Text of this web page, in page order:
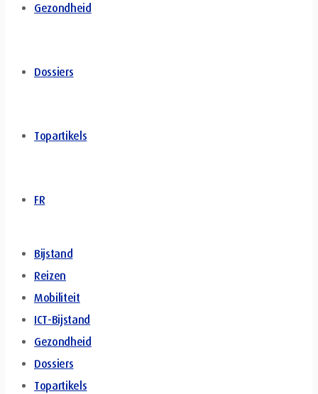
Gezondheid
Dossiers
Topartikels
FR
Bijstand
Reizen
Mobiliteit
ICT-Bijstand
Gezondheid
Dossiers
Topartikels